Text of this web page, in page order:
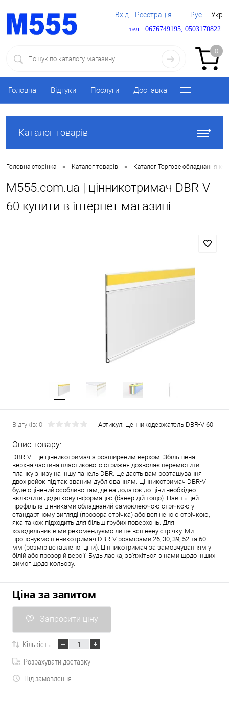
Вхід Реєстрація Рус Укр
тел.: 0676749195, 0503170822
0
Головна Відгуки Послуги Доставка
Каталог товарів
Головна сторінка • Каталог товарів • Каталог Торгове обладнання
M555.com.ua | цінникотримач DBR-V
60 купити в інтернет магазині
Відгуків: 0 Артикул: Ценникодержатель DBR-V 60
Опис товару:
DBR-V - це цінникотримач з розширеним верхом. Збільшена
верхня частина пластикового стрижня дозволяє перемістити
планку знизу на іншу панель DBR. Це дасть вам розташування
двох рейок під так званим дублюванням. Цінникотримач DBR-V
буде оцінений особливо там, де на додаток до ціни необхідно
включити додаткову інформацію (банер дій тощо). Навіть цей
профіль із цінниками обладнаний самоклеючою стрічкою у
стандартному вигляді (прозора стрічка) або вспіненою стрічкою,
яка також підходить для більш грубих поверхонь. Для
холодильників ми рекомендуємо лише вспінену стрічку. Ми
пропонуємо цінникотримач DBR-V розмірами 26, 30, 39, 52 та 60
мм (розмір вставленої ціни). Цінникотримач за замовчуванням у
білій або прозорій версії. Будь ласка, зв'яжіться з нами щодо інших
вимог щодо кольору.
Ціна за запитом
Запросити ціну
Кількість:
Розрахувати доставку
Під замовлення